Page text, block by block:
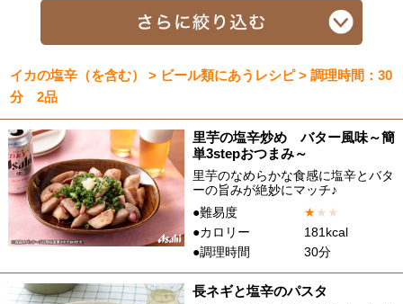
イカの塩辛（を含む） > ビール類にあうレシピ > 調理時間：30
分 2品
里芋の塩辛炒め バター風味～簡
単3stepおつまみ～
里芋のなめらかな食感に塩辛とバタ
ーの旨みが絶妙にマッチ♪
●難易度
★★ ★
●カロリー
181kcal
●調理時間
30分
長ネギと塩辛のパスタ